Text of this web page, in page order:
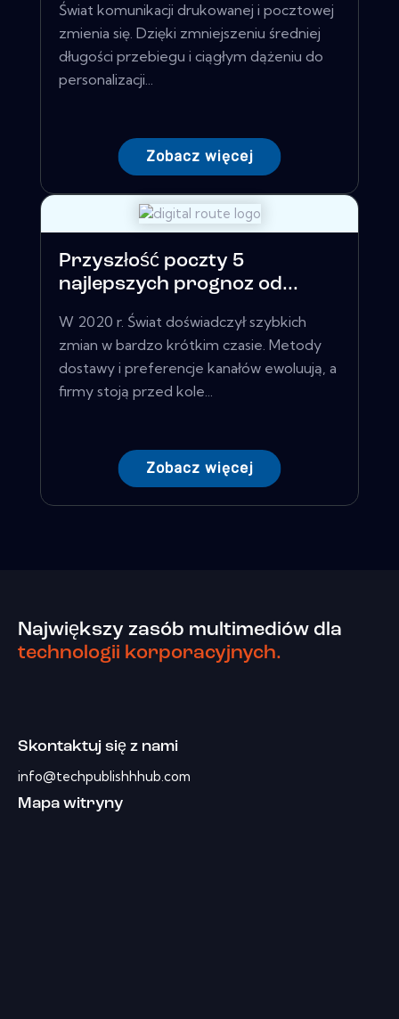
Świat komunikacji drukowanej i pocztowej
zmienia się. Dzięki zmniejszeniu średniej
długości przebiegu i ciągłym dążeniu do
personalizacji...
Zobacz więcej
Przyszłość poczty 5
najlepszych prognoz od...
W 2020 r. Świat doświadczył szybkich
zmian w bardzo krótkim czasie. Metody
dostawy i preferencje kanałów ewoluują, a
firmy stoją przed kole...
Zobacz więcej
Największy zasób multimediów dla
technologii korporacyjnych.
Skontaktuj się z nami
info@techpublishhhub.com
Mapa witryny